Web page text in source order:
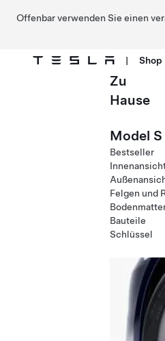
Offenbar verwenden Sie einen
| Shop
Zu
Hause
Model S
Bestseller
Felgen und
Bauteile
Schlüssel